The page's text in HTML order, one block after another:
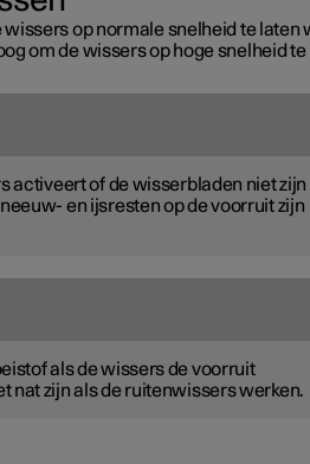
wissers op normale snelheid te laten
om de wissers op hoge snelheid te
activeert of de wisserbladen niet zijn
en ijsresten op de voorruit zijn
als de wissers de voorruit
nat zijn als de ruitenwissers werken.